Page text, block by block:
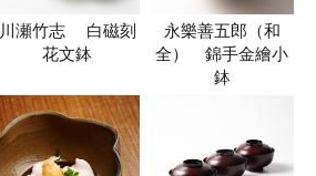
川瀬竹志 白磁刻
花文鉢
永樂善五郎（和
全） 錦手金繪小
鉢